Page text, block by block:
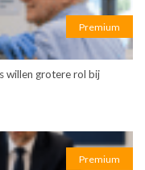
Premium
willen grotere rol bij
Premium